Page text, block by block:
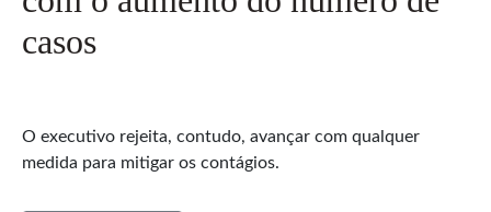
casos
O executivo rejeita, contudo, avançar com qualquer
medida para mitigar os contágios.